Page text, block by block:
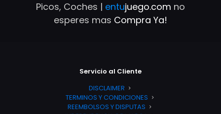
Picos, Coches | entujuego.com no
esperes mas Compra Ya!
Servicio al Cliente
DISCLAIMER
TERMINOS Y CONDICIONES
REEMBOLSOS Y DISPUTAS